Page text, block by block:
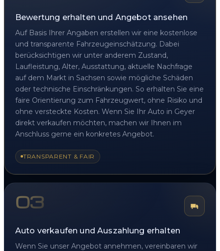
Bewertung erhalten und Angebot ansehen
Auf Basis Ihrer Angaben erstellen wir eine kostenlose
und transparente Fahrzeugeinschätzung. Dabei
berücksichtigen wir unter anderem Zustand,
Laufleistung, Alter, Ausstattung, aktuelle Nachfrage
auf dem Markt in Sachsen sowie mögliche Schäden
oder technische Einschränkungen. So erhalten Sie eine
faire Orientierung zum Fahrzeugwert, ohne Risiko und
ohne versteckte Kosten. Wenn Sie Ihr Auto in Geyer
direkt verkaufen möchten, machen wir Ihnen im
Anschluss gerne ein konkretes Angebot.
TRANSPARENT & FAIR
03
Auto verkaufen und Auszahlung erhalten
Wenn Sie unser Angebot annehmen, vereinbaren wir